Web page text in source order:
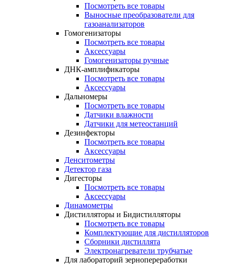
Посмотреть все товары
Выносные преобразователи для
газоанализаторов
Гомогенизаторы
Посмотреть все товары
Аксессуары
Гомогенизаторы ручные
ДНК-амплификаторы
Посмотреть все товары
Аксессуары
Дальномеры
Посмотреть все товары
Датчики влажности
Датчики для метеостанций
Дезинфекторы
Посмотреть все товары
Аксессуары
Денситометры
Детектор газа
Дигесторы
Посмотреть все товары
Аксессуары
Динамометры
Дистилляторы и Бидистилляторы
Посмотреть все товары
Комплектующие для дистилляторов
Сборники дистиллята
Электронагреватели трубчатые
Для лабораторий зернопереработки